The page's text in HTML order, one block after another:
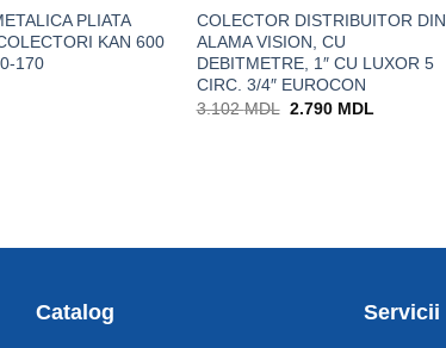
PLIATA
KAN 600
170
COLECTOR DISTRIBUITOR DIN
ALAMA VISION, CU
DEBITMETRE, 1″ CU LUXOR 5
CIRC. 3/4″ EUROCON
3.102MDL Prețul
2.790 MDL
Catalog Servicii